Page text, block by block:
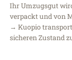
Ihr Umzugsgut
verpackt und von
→ Kuopio
sicheren Zustand